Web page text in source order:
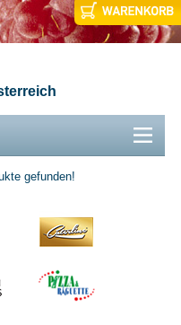
gefunden!